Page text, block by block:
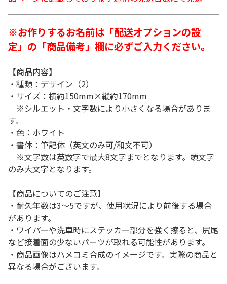
※お作りするお名前は「配送オプションの設
定」の「商品備考」欄に必ずご入力ください。
【商品内容】
・種類：デザイン（2）
・サイズ：横約150mm×縦約170mm
※シルエット・文字数により小さくなる場合がありま
す。
・色：ホワイト
・書体：筆記体（英文のみ可/和文不可）
※文字数は英数字で最大8文字までとなります。頭文字
のみ大文字となります。
【商品についてのご注意】
・耐久年数は3～5ですが、使用状況により前後する場合
があります。
・ワイパーや洗車時にステッカー部分を強く擦ると、尻尾
など接着面の少ないパーツが取れる可能性があります。
・商品画像はハメコミ合成のイメージです。実際の商品と
異なる場合がございます。